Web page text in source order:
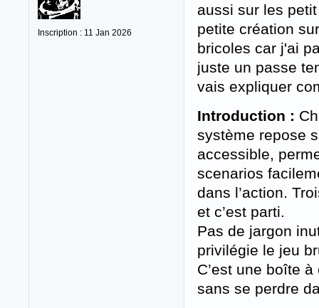
Inscription : 11 Jan 2026
aussi sur les
petite création
bricoles car j'ai
juste un passe
vais expliquer
Introduction :
système repose
accessible,
scenarios
dans l’action.
et c’est parti.
Pas de jargon
privilégie le jeu
C’est une boîte
sans se perdre